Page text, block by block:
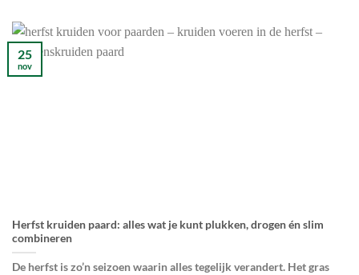
Herfst kruiden paard: alles wat je kunt plukken, drogen én slim
combineren
De herfst is zo’n seizoen waarin alles tegelijk verandert. Het gras
25
nov